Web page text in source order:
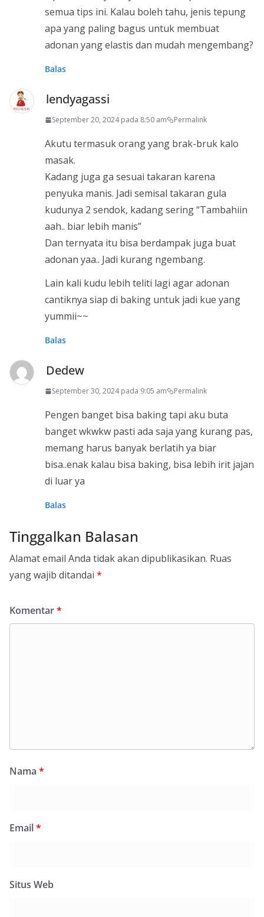
semua tips ini. Kalau boleh tahu, jenis tepung
apa yang paling bagus untuk membuat
adonan yang elastis dan mudah mengembang?
Balas
lendyagassi
September 20, 2024 pada 8:50 am Permalink
Akutu termasuk orang yang brak-bruk kalo
masak.
Kadang juga ga sesuai takaran karena
penyuka manis. Jadi semisal takaran gula
kudunya 2 sendok, kadang sering “Tambahiin
aah.. biar lebih manis”
Dan ternyata itu bisa berdampak juga buat
adonan yaa.. Jadi kurang ngembang.
Lain kali kudu lebih teliti lagi agar adonan
cantiknya siap di baking untuk jadi kue yang
yummii~~
Balas
Dedew
September 30, 2024 pada 9:05 am Permalink
Pengen banget bisa baking tapi aku buta
banget wkwkw pasti ada saja yang kurang pas,
memang harus banyak berlatih ya biar
bisa..enak kalau bisa baking, bisa lebih irit jajan
di luar ya
Balas
Tinggalkan Balasan
Alamat email Anda tidak akan dipublikasikan. Ruas
yang wajib ditandai *
Komentar*
Nama *
Email*
Situs Web